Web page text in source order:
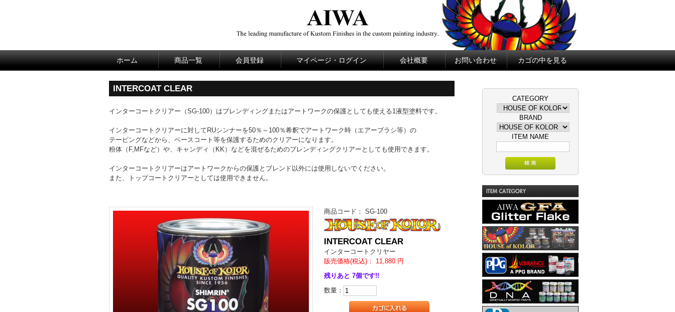
ホーム 商品一覧 会員登録 マイページ・ログイン 会社概要 お問い合わせ カゴの中を見る
INTERCOAT CLEAR
インターコートクリアー（SG-100）はブレンディングまたはアートワークの保護としても使える1液型塗料です。
インターコートクリアーに対してRUシンナーを50％～100％希釈でアートワーク時（エアーブラシ等）の
テーピングなどから、ベースコート等を保護するためのクリアーになります。
粉体（F,MFなど）や、キャンディ（KK）などを混ぜるためのブレンディングクリアーとしても使用できます。
インターコートクリアーはアートワークからの保護とブレンド以外には使用しないでください。
また、トップコートクリアーとしては使用できません。
商品コード： SG-100
INTERCOAT CLEAR
インターコートクリヤー
販売価格(税込)： 11,880 円
残りあと 7個です!!
数量：
CATEGORY
BRAND
ITEM NAME
GFA Glitter Flake AIWA
HOUSE OF KOLOR
PPG VIBRANCE COLLECTION
DNA